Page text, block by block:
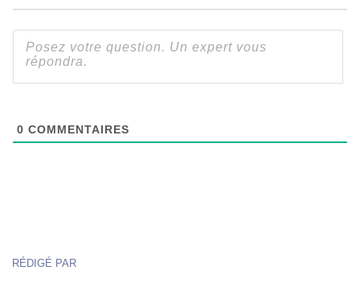
0 COMMENTAIRES
RÉDIGÉ PAR